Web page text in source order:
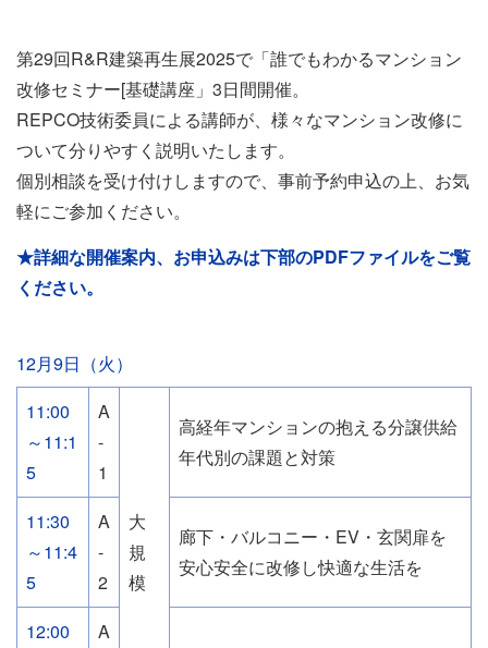
第29回R&R建築再生展2025で「誰でもわかるマンション
改修セミナー[基礎講座」3日間開催。
REPCO技術委員による講師が、様々なマンション改修に
ついて分りやすく説明いたします。
個別相談を受け付けしますので、事前予約申込の上、お気
軽にご参加ください。
★詳細な開催案内、お申込みは下部のPDFファイルをご覧
ください。
12月9日（火）
11:00
～11:1
5
A
-
1
大
規
模
高経年マンションの抱える分譲供給
年代別の課題と対策
11:30
～11:4
5
A
-
2
廊下・バルコニー・EV・玄関扉を
安心安全に改修し快適な生活を
12:00
A